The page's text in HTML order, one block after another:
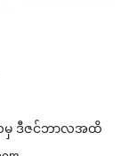
လမှ ဒီဇင်ဘာလအထိ